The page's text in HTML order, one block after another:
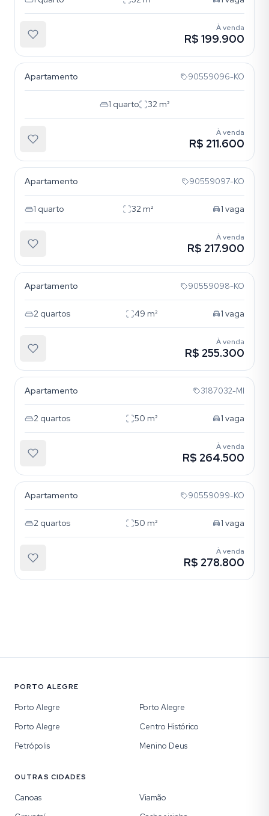
À venda
R$ 199.900
Apartamento 90559096-KO
1 quarto 32 m²
À venda
R$ 211.600
Apartamento 90559097-KO
1 quarto 32 m² 1 vaga
À venda
R$ 217.900
Apartamento 90559098-KO
2 quartos 49 m² 1 vaga
À venda
R$ 255.300
Apartamento 3187032-MI
2 quartos 50 m² 1 vaga
À venda
R$ 264.500
Apartamento 90559099-KO
2 quartos 50 m² 1 vaga
À venda
R$ 278.800
PORTO ALEGRE
Porto Alegre
Porto Alegre
Porto Alegre
Centro Histórico
Petrópolis
Menino Deus
OUTRAS CIDADES
Canoas
Viamão